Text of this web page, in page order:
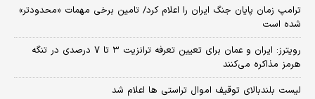
ترامپ زمان پایان جنگ ایران را اعلام کرد/ تامین برخی مهمات «محدودتر»
شده است
رویترز: ایران و عمان برای تعیین تعرفه ترانزیت ۳ تا ۷ درصدی در تنگه
هرمز مذاکره می‌کنند
لیست بلندبالای توقیف اموال تراستی ها اعلام شد